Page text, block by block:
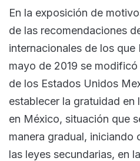
En la exposición de
de las recomendaciones
internacionales de los que
mayo de 2019 se
de los Estados Unidos
establecer la gratuidad en
en México, situación que
manera gradual, iniciando
las leyes secundarias, en